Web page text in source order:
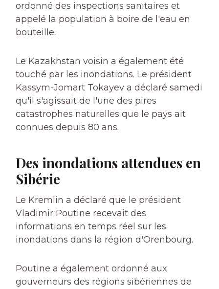
ordonné des inspections sanitaires et
appelé la population à boire de l'eau en
bouteille.
Le Kazakhstan voisin a également été
touché par les inondations. Le président
Kassym-Jomart Tokayev a déclaré samedi
qu'il s'agissait de l'une des pires
catastrophes naturelles que le pays ait
connues depuis 80 ans.
Des inondations attendues en
Sibérie
Le Kremlin a déclaré que le président
Vladimir Poutine recevait des
informations en temps réel sur les
inondations dans la région d'Orenbourg.
Poutine a également ordonné aux
gouverneurs des régions sibériennes de